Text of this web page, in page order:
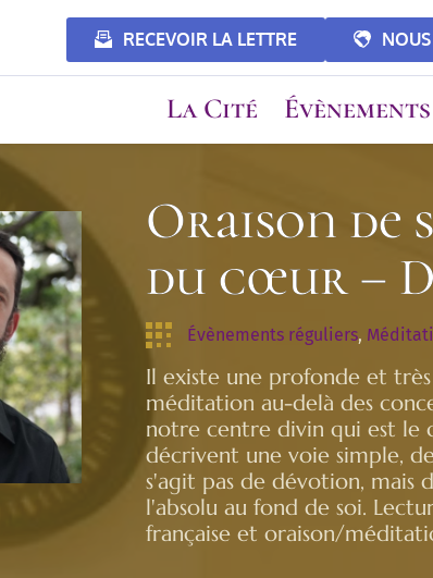
RECEVOIR LA LETTRE
La Cité Évènements
Oraison de
du cœur –
Évènements réguliers,
Il existe une profonde et
méditation au-delà des
notre centre divin qui est le
décrivent une voie simple,
s'agit pas de dévotion, mais
l'absolu au fond de soi.
française et oraison/